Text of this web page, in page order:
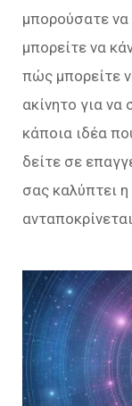
μπορούσατε να
μπορείτε να
πώς μπορείτε
ακίνητο για να
κάποια ιδέα
δείτε σε
σας καλύπτει